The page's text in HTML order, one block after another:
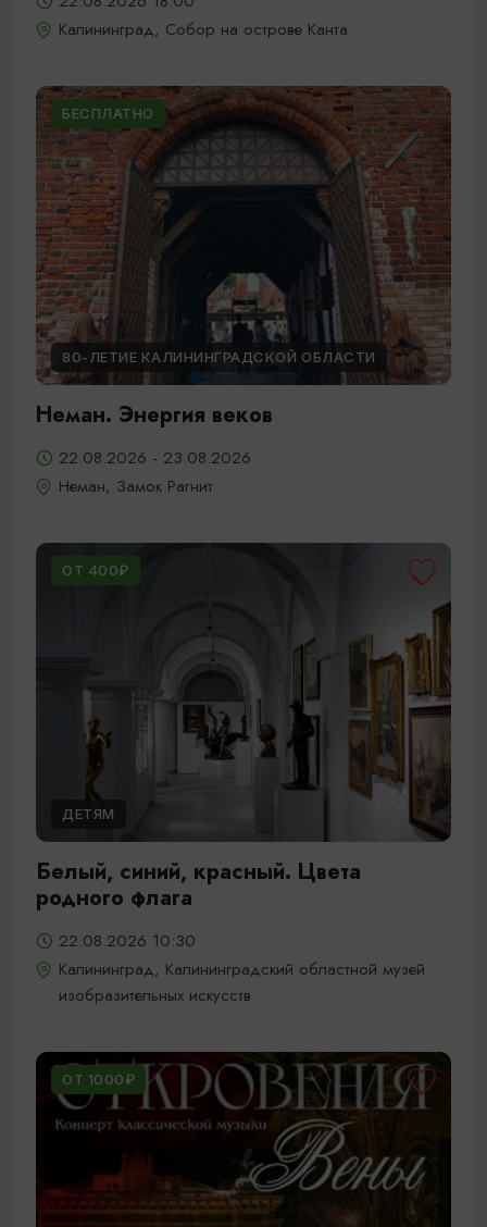
Калининград, Собор на острове Канта
БЕСПЛАТНО
80-ЛЕТИЕ КАЛИНИНГРАДСКОЙ ОБЛАСТИ
Неман. Энергия веков
22.08.2026 - 23.08.2026
Неман, Замок Рагнит
ОТ 400₽
ДЕТЯМ
Белый, синий, красный. Цвета
родного флага
22.08.2026 10:30
Калининград, Калининградский областной музей
изобразительных искусств
ОТ 1000₽